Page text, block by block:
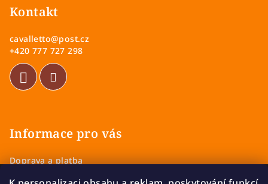
Kontakt
cavalletto@post.cz
+420 777 727 298
Informace pro vás
Doprava a platba